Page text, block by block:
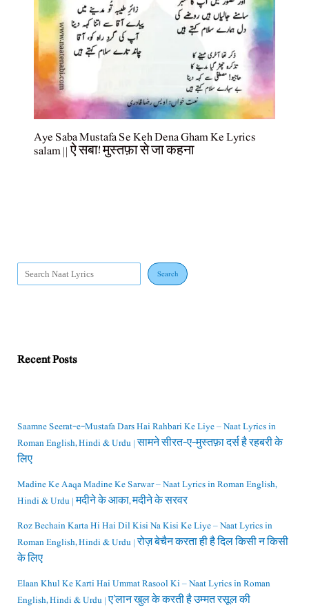
Aye Saba Mustafa Se Keh Dena Gham Ke Lyrics
salam || ऐ सबा! मुस्तफ़ा से जा कहना
Search
Recent Posts
Saamne Seerat-e-Mustafa Dars Hai Rahbari Ke Liye – Naat Lyrics in
Roman English, Hindi & Urdu | सामने सीरत-ए-मुस्तफ़ा दर्स है रहबरी के
लिए
Madine Ke Aaqa Madine Ke Sarwar – Naat Lyrics in Roman English,
Hindi & Urdu | मदीने के आका, मदीने के सरवर
Roz Bechain Karta Hi Hai Dil Kisi Na Kisi Ke Liye – Naat Lyrics in
Roman English, Hindi & Urdu | रोज़ बेचैन करता ही है दिल किसी न किसी
के लिए
Elaan Khul Ke Karti Hai Ummat Rasool Ki – Naat Lyrics in Roman
English, Hindi & Urdu | ए’लान खुल के करती है उम्मत रसूल की